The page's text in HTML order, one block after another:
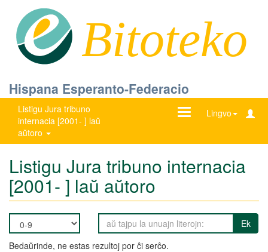
Bitoteko
Hispana Esperanto-Federacio
Listigu Jura tribuno
internacia [2001- ] laŭ
aŭtoro
Lingvo
Ŝanĝu
Listigu Jura tribuno internacia
[2001- ] laŭ aŭtoro
Ek
Bedaŭrinde, ne estas rezultoj por ĉi serĉo.